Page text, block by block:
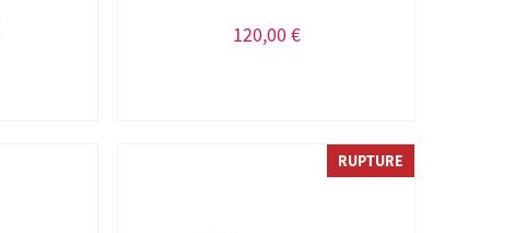
120,00 €
RUPTURE